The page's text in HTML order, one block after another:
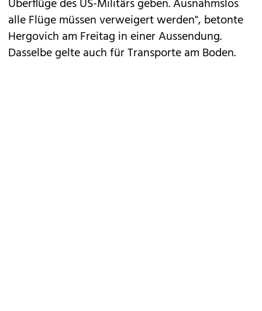
Überflüge des US-Militärs geben. Ausnahmslos
alle Flüge müssen verweigert werden", betonte
Hergovich am Freitag in einer Aussendung.
Dasselbe gelte auch für Transporte am Boden.